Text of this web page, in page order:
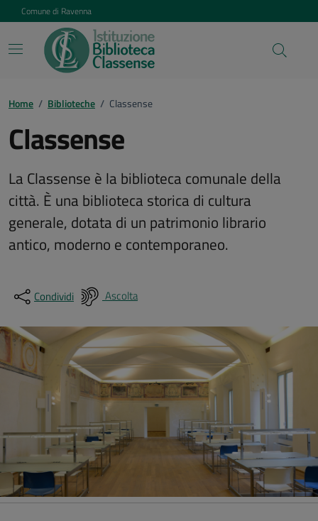
Vai ai contenuti
Vai al footer
Comune di Ravenna
Home / Biblioteche / Classense
Classense
La Classense è la biblioteca comunale della
città. È una biblioteca storica di cultura
generale, dotata di un patrimonio librario
antico, moderno e contemporaneo.
Condividi Ascolta